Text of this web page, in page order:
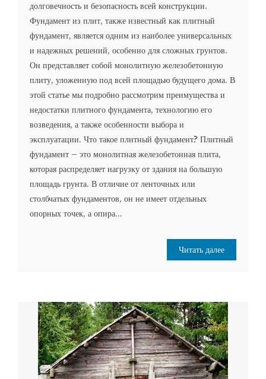
долговечность и безопасность всей конструкции.
Фундамент из плит, также известный как плитный
фундамент, является одним из наиболее универсальных
и надежных решений, особенно для сложных грунтов.
Он представляет собой монолитную железобетонную
плиту, уложенную под всей площадью будущего дома. В
этой статье мы подробно рассмотрим преимущества и
недостатки плитного фундамента, технологию его
возведения, а также особенности выбора и
эксплуатации. Что такое плитный фундамент? Плитный
фундамент – это монолитная железобетонная плита,
которая распределяет нагрузку от здания на большую
площадь грунта. В отличие от ленточных или
столбчатых фундаментов, он не имеет отдельных
опорных точек, а опира...
Читать далее